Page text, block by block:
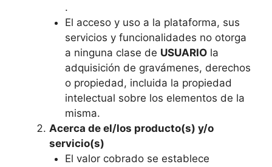
.
El acceso y uso a la plataforma, sus
servicios y funcionalidades no otorga
a ninguna clase de USUARIOla
adquisición de gravámenes, derechos
o propiedad, incluida la propiedad
intelectual sobre los elementos de la
misma.
Acerca de el/los producto(s) y/o
servicio(s)
El valor cobrado se establece